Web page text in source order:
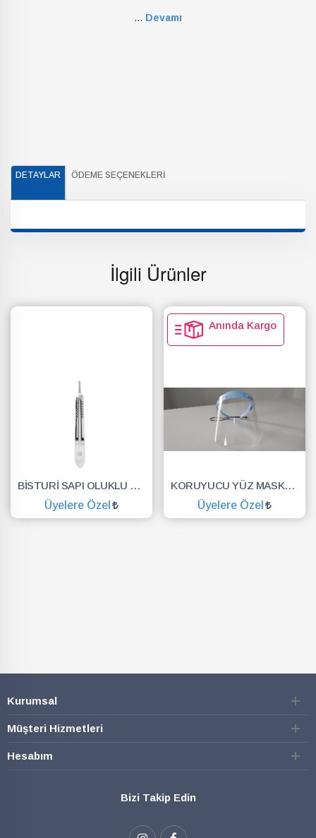
... Devamı
DETAYLAR ÖDEME SEÇENEKLERI
İlgili Ürünler
BİSTURİ SAPI OLUKLU NO.3
Üyelere Özel
Anında Kargo
KORUYUCU YÜZ MASKESİ SİPERLİK.YÜZ KALKANI.DENTAL MASKE
Üyelere Özel
Kurumsal
Müşteri Hizmetleri
Hesabım
Bizi Takip Edin